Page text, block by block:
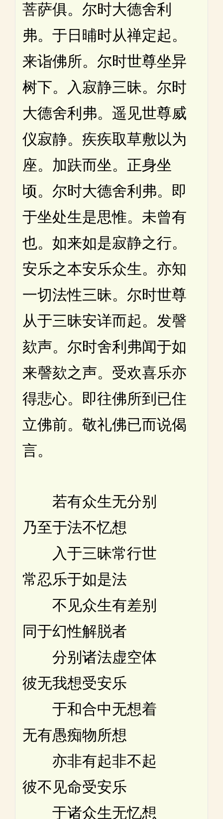
菩萨俱。尔时大德舍利
弗。于日晡时从禅定起。
来诣佛所。尔时世尊坐异
树下。入寂静三昧。尔时
大德舍利弗。遥见世尊威
仪寂静。疾疾取草敷以为
座。加趺而坐。正身坐
顷。尔时大德舍利弗。即
于坐处生是思惟。未曾有
也。如来如是寂静之行。
安乐之本安乐众生。亦知
一切法性三昧。尔时世尊
从于三昧安详而起。发謦
欬声。尔时舍利弗闻于如
来謦欬之声。受欢喜乐亦
得悲心。即往佛所到已住
立佛前。敬礼佛已而说偈
言。
若有众生无分别
乃至于法不忆想
入于三昧常行世
常忍乐于如是法
不见众生有差别
同于幻性解脱者
分别诸法虚空体
彼无我想受安乐
于和合中无想着
无有愚痴物所想
亦非有起非不起
彼不见命受安乐
于诸众生无忆想